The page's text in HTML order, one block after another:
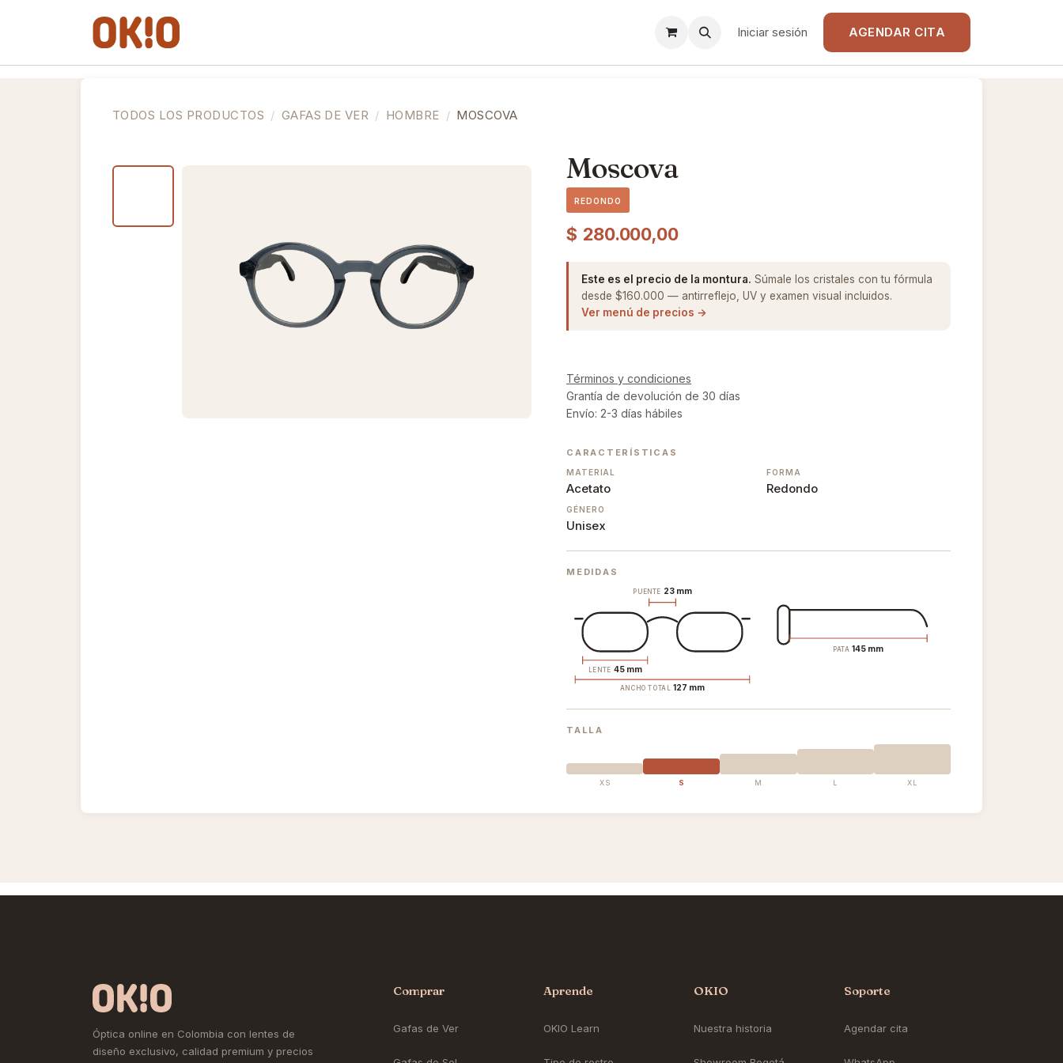
Iniciar sesión AGENDAR CITA
TODOS LOS PRODUCTOS GAFAS DE VER HOMBRE MOSCOVA
Moscova
REDONDO
$ 280.000,00
Este es el precio de la montura. Súmale los cristales con tu fórmula
desde $160.000 — antirreflejo, UV y examen visual incluidos.
Ver menú de precios →
Términos y condiciones
Grantía de devolución de 30 días
Envío: 2-3 días hábiles
CARACTERÍSTICAS
MATERIAL
Acetato
FORMA
Redondo
GÉNERO
Unisex
MEDIDAS
PUENTE 23 mm
LENTE 45 mm
ANCHO TOTAL 127 mm
PATA 145 mm
TALLA
XS S M L XL
Óptica online en Colombia con lentes de
diseño exclusivo, calidad premium y precios
Comprar
Gafas de Ver
Aprende
OKIO Learn
OKIO
Nuestra historia
Soporte
Agendar cita